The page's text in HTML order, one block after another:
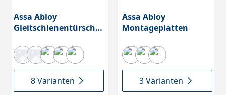
Assa Abloy
Gleitschienentürschli
8 Varianten
Assa Abloy
Montageplatten
3 Varianten